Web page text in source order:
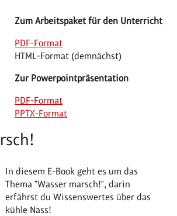
Zum Arbeitspaket für den Unterricht
PDF-Format
HTML-Format (demnächst)
Zur Powerpointpräsentation
PDF-Format
PPTX-Format
In diesem E-Book geht es um das
Thema "Wasser marsch!", darin
erfährst du Wissenswertes über das
kühle Nass!